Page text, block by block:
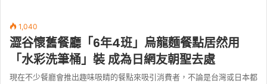
1,040
澀谷懷舊餐廳「6年4班」烏龍麵餐點居然用
「水彩洗筆桶」裝 成為日網友朝聖去處
現在不少餐廳會推出趣味吸睛的餐點來吸引消費者，不論是台灣或日本都